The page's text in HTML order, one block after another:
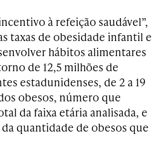
à refeição saudável”,
taxas de obesidade infantil e
hábitos alimentares
de 12,5 milhões de
estadunidenses, de 2 a 19
obesos, número que
da faixa etária analisada, e
quantidade de obesos que